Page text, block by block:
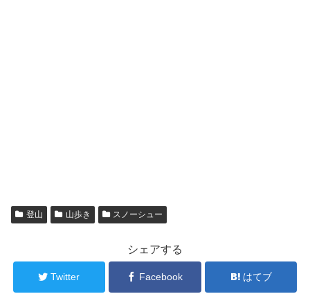
登山 山歩き スノーシュー
シェアする
Twitter Facebook はてブ